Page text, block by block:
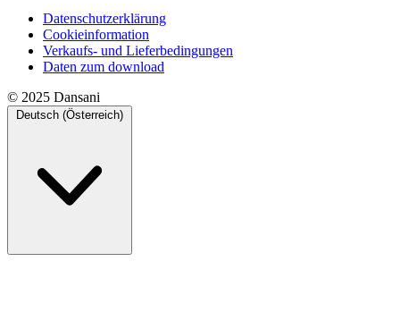
Datenschutzerklärung
Cookieinformation
Verkaufs- und Lieferbedingungen
Daten zum download
© 2025 Dansani
Deutsch (Österreich)